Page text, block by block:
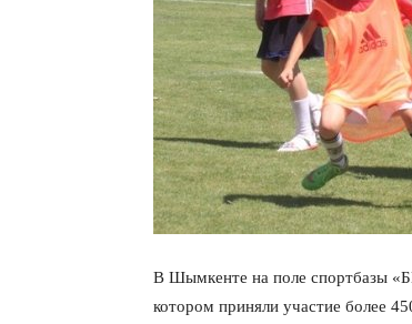
В Шымкенте на поле спортбазы
котором приняли участие более